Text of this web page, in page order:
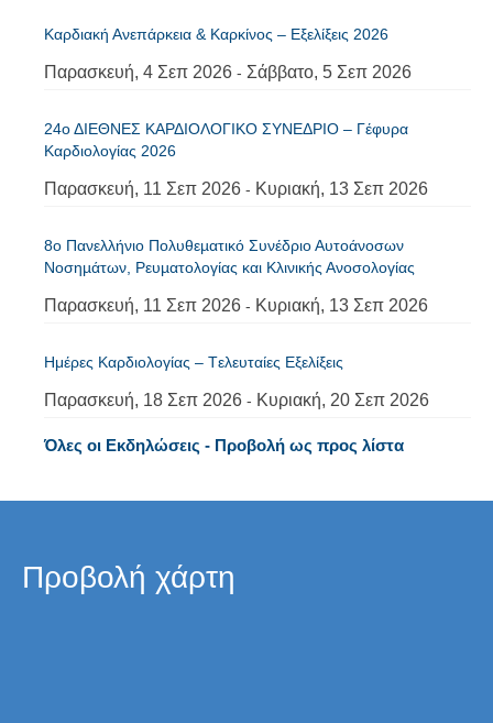
Καρδιακή Ανεπάρκεια & Καρκίνος – Εξελίξεις 2026
Παρασκευή, 4 Σεπ 2026 - Σάββατο, 5 Σεπ 2026
24ο ΔΙΕΘΝΕΣ ΚΑΡΔΙΟΛΟΓΙΚΟ ΣΥΝΕΔΡΙΟ – Γέφυρα
Καρδιολογίας 2026
Παρασκευή, 11 Σεπ 2026 - Κυριακή, 13 Σεπ 2026
8ο Πανελλήνιο Πολυθεµατικό Συνέδριο Αυτοάνοσων
Νοσηµάτων, Ρευµατολογίας και Κλινικής Ανοσολογίας
Παρασκευή, 11 Σεπ 2026 - Κυριακή, 13 Σεπ 2026
Ημέρες Καρδιολογίας – Tελευταίες Εξελίξεις
Παρασκευή, 18 Σεπ 2026 - Κυριακή, 20 Σεπ 2026
Όλες οι Εκδηλώσεις - Προβολή ως προς λίστα
Προβολή χάρτη